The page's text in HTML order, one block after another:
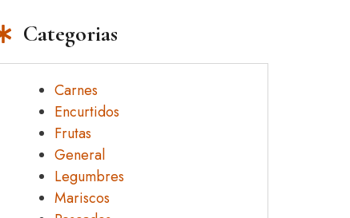
Categorias
Carnes
Encurtidos
Frutas
General
Legumbres
Mariscos